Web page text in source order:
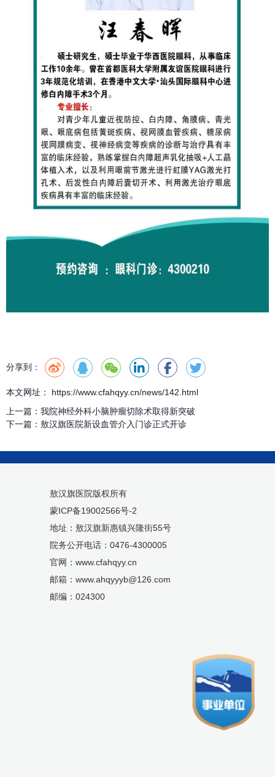
分享到：
本文网址： https://www.cfahqyy.cn/news/142.html
上一篇： 我院神经外科小脑肿瘤切除术取得新突破
下一篇： 敖汉旗医院新设血管介入门诊正式开诊
敖汉旗医院版权所有
蒙ICP备19002566号-2
地址：敖汉旗新惠镇兴隆街55号
院务公开电话：0476-4300005
官网：www.cfahqyy.cn
邮箱：www.ahqyyyb@126.com
邮编：024300